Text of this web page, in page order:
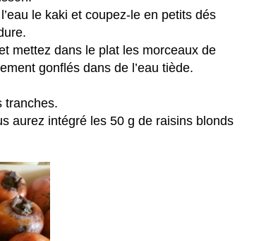
le kaki et coupez-le en petits dés
mettez dans le plat les morceaux de
gonflés dans de l’eau tiède.
tranches.
aurez intégré les 50 g de raisins blonds